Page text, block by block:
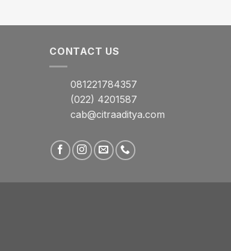
CONTACT US
081221784357
(022) 4201587
cab@citraaditya.com